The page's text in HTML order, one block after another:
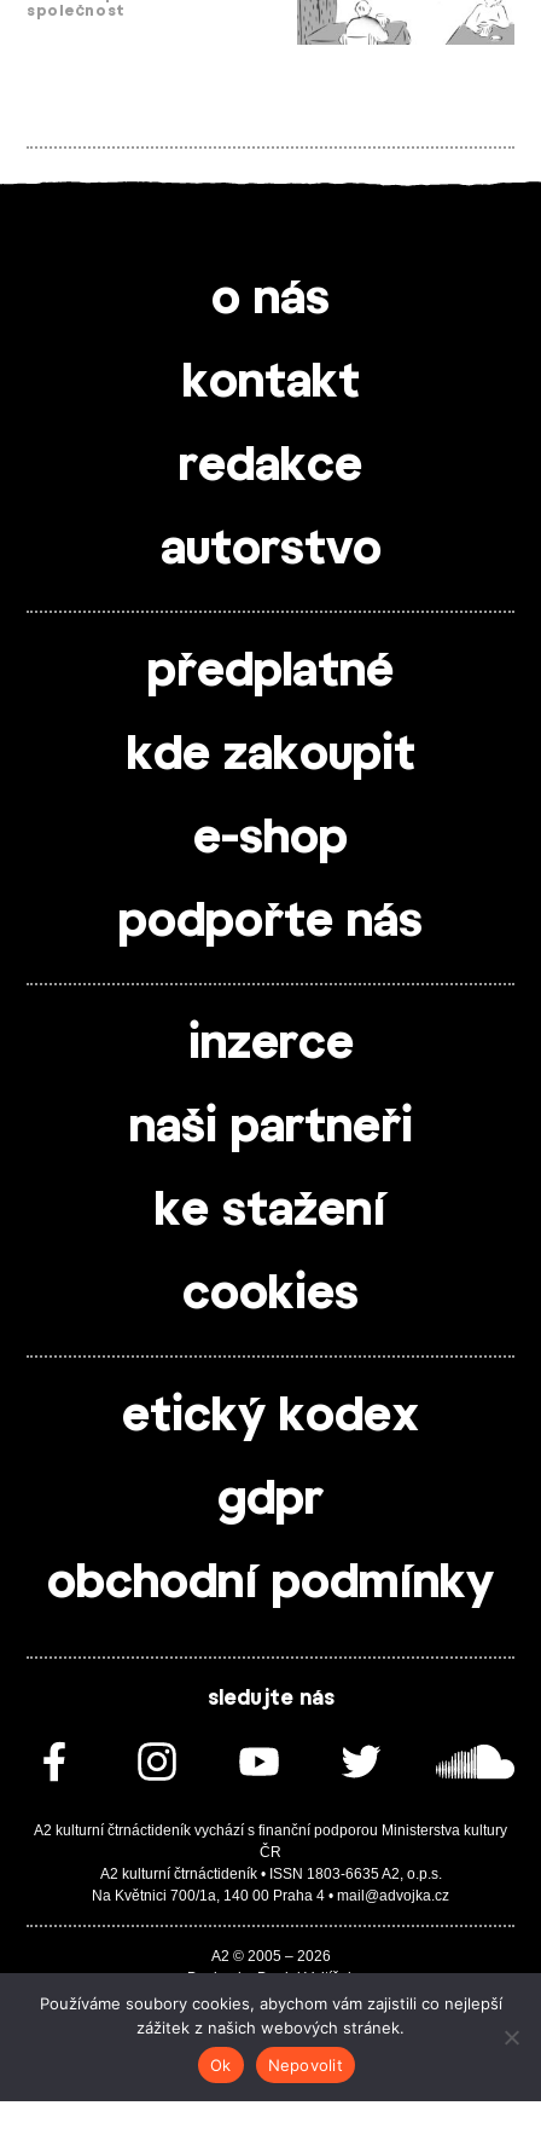
společnost
o nás
kontakt
redakce
autorstvo
předplatné
kde zakoupit
e-shop
podpořte nás
inzerce
naši partneři
ke stažení
cookies
etický kodex
gdpr
obchodní podmínky
sledujte nás
A2 kulturní čtrnáctideník vychází s finanční podporou Ministerstva kultury
ČR
A2 kulturní čtrnáctideník • ISSN 1803-6635 A2, o.p.s.
Na Květnici 700/1a, 140 00 Praha 4 • mail@advojka.cz
A2 © 2005 – 2026
Design by Daniel Vojtíšek
Built by JASA-IT & ChSoft
Používáme soubory cookies, abychom vám zajistili co nejlepší
zážitek z našich webových stránek.
Ok
Nepovolit